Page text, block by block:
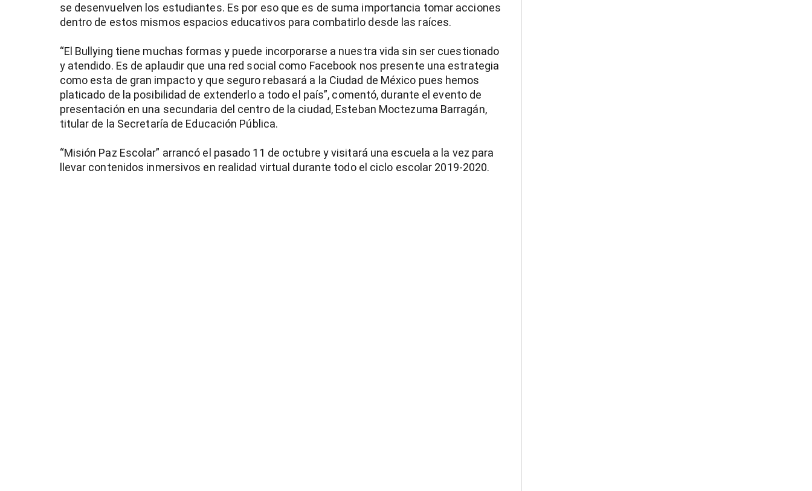
se desenvuelven los estudiantes. Es por eso que es de suma importancia tomar acciones
dentro de estos mismos espacios educativos para combatirlo desde las raíces.
“El Bullying tiene muchas formas y puede incorporarse a nuestra vida sin ser cuestionado
y atendido. Es de aplaudir que una red social como Facebook nos presente una estrategia
como esta de gran impacto y que seguro rebasará a la Ciudad de México pues hemos
platicado de la posibilidad de extenderlo a todo el país”, comentó, durante el evento de
presentación en una secundaria del centro de la ciudad, Esteban Moctezuma Barragán,
titular de la Secretaría de Educación Pública.
“Misión Paz Escolar” arrancó el pasado 11 de octubre y visitará una escuela a la vez para
llevar contenidos inmersivos en realidad virtual durante todo el ciclo escolar 2019-2020.